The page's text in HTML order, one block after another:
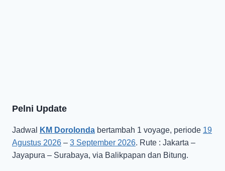
Pelni Update
Jadwal KM Dorolonda bertambah 1 voyage, periode 19
Agustus 2026 – 3 September 2026. Rute : Jakarta –
Jayapura – Surabaya, via Balikpapan dan Bitung.